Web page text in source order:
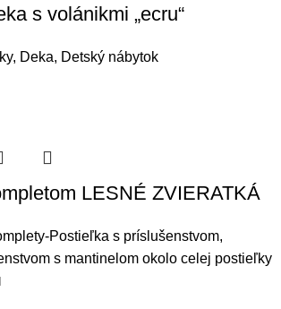
s volánikmi „ecru“
, Deka, Detský nábytok
LESNÉ ZVIERATKÁ
Postieľka s príslušenstvom,
s mantinelom okolo celej postieľky